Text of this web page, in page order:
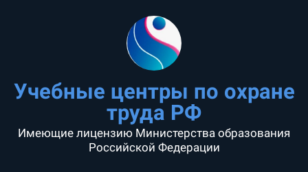
Учебные центры по охране
труда РФ
Имеющие лицензию Министерства образования
Российской Федерации